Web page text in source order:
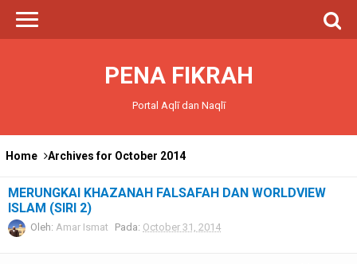
PENA FIKRAH
Portal Aqlī dan Naqlī
Home Archives for October 2014
MERUNGKAI KHAZANAH FALSAFAH DAN WORLDVIEW
ISLAM (SIRI 2)
Oleh: Amar Ismat Pada: October 31, 2014